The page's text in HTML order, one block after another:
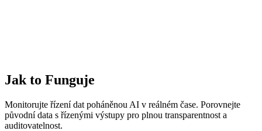
Jak to Funguje
Monitorujte řízení dat poháněnou AI v reálném čase. Porovnejte
původní data s řízenými výstupy pro plnou transparentnost a
auditovatelnost.